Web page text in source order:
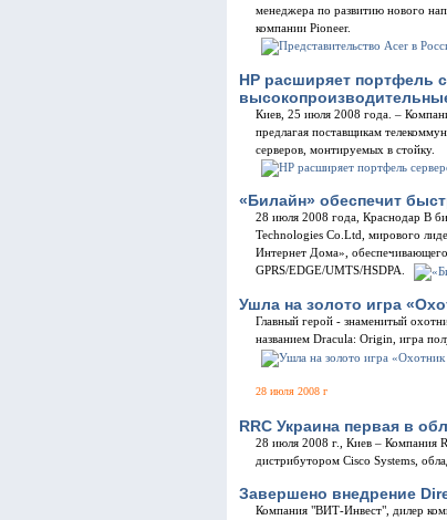
менеджера по развитию нового
компании Pioneer.
HP расширяет портфель
Киев, 25 июля 2008 года. –
предлагая поставщикам
серверов, монтируемых в стойку.
«Билайн» обеспечит
28 июля 2008 года, Краснодар В
Technologies Co.Ltd, мирового
Интернет Дома»,
GPRS/EDGE/UMTS/HSDPA.
Ушла на золото игра
Главный герой - знаменитый
названием Dracula: Origin, игра
28 июля 2008 г
RRC Украина первая в
28 июля 2008 г., Киев – Компания
дистрибутором Cisco Systems,
Завершено внедрение
Компания "ВИТ-Инвест", дилер